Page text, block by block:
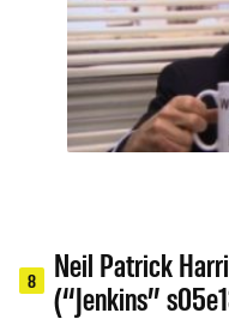
8
Neil Patrick
(“Jenkins”